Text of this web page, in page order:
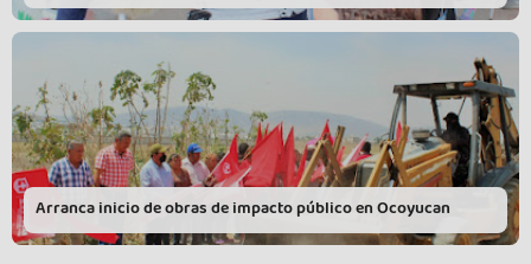
Arranca inicio de obras de impacto público en Ocoyucan